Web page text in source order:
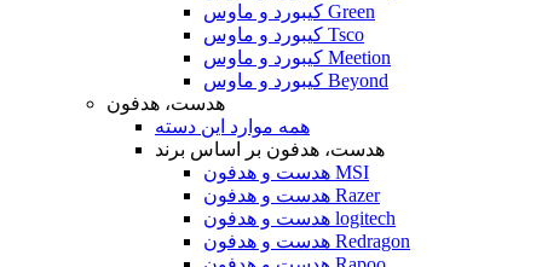
کیبورد و ماوس Green
کیبورد و ماوس Tsco
کیبورد و ماوس Meetion
کیبورد و ماوس Beyond
هدست، هدفون
همه موارد این دسته
هدست، هدفون بر اساس برند
هدست و هدفون MSI
هدست و هدفون Razer
هدست و هدفون logitech
هدست و هدفون Redragon